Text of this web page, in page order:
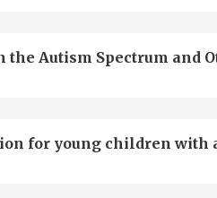
Autism Spectrum and
for young children with